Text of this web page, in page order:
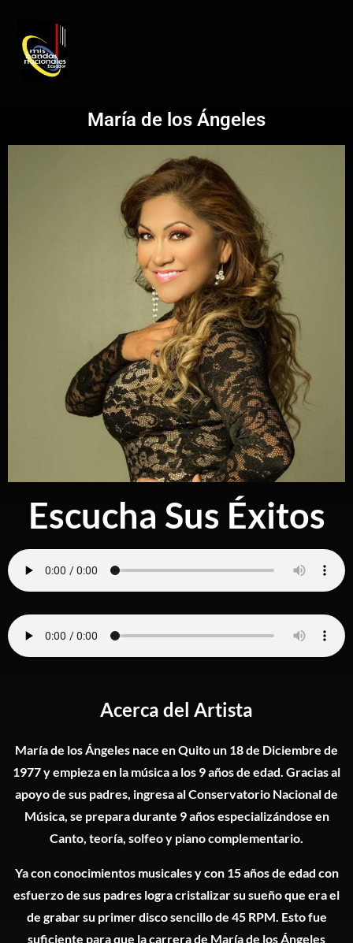
María de los Ángeles
Escucha Sus Éxitos
Acerca del Artista
María de los Ángeles nace en Quito un 18 de Diciembre de
1977 y empieza en la música a los 9 años de edad. Gracias al
apoyo de sus padres, ingresa al Conservatorio Nacional de
Música, se prepara durante 9 años especializándose en
Canto, teoría, solfeo y piano complementario.
Ya con conocimientos musicales y con 15 años de edad con
esfuerzo de sus padres logra cristalizar su sueño que era el
de grabar su primer disco sencillo de 45 RPM. Esto fue
suficiente para que la carrera de María de los Ángeles